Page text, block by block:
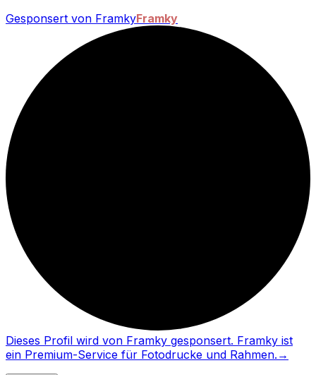
Gesponsert von FramkyFramky
Dieses Profil wird von Framky gesponsert. Framky ist
ein Premium-Service für Fotodrucke und Rahmen. →